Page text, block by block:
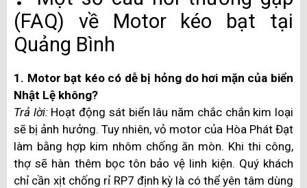
(FAQ) về Motor kéo bạt tại
Quảng Bình
1. Motor bạt kéo có dễ bị hỏng do hơi mặn của biển
Nhật Lệ không?
Trả lời:Hoạt động sát biển lâu năm chắc chắn kim loại
sẽ bị ảnh hưởng. Tuy nhiên, vỏ motor của Hòa Phát Đạt
làm bằng hợp kim nhôm chống ăn mòn. Khi thi công,
thợ sẽ hàn thêm bọc tôn bảo vệ linh kiện. Quý khách
chỉ cần xịt chống rỉ RP7 định kỳ là có thể yên tâm dùng